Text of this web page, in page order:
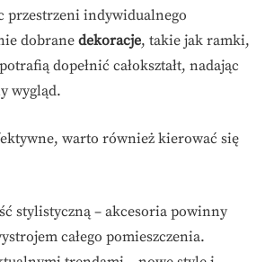
przestrzeni indywidualnego
dobrane dekoracje, takie jak ramki,
dopełnić całokształt, nadając
wygląd.
warto również kierować się
stylistyczną – akcesoria powinny
całego pomieszczenia.